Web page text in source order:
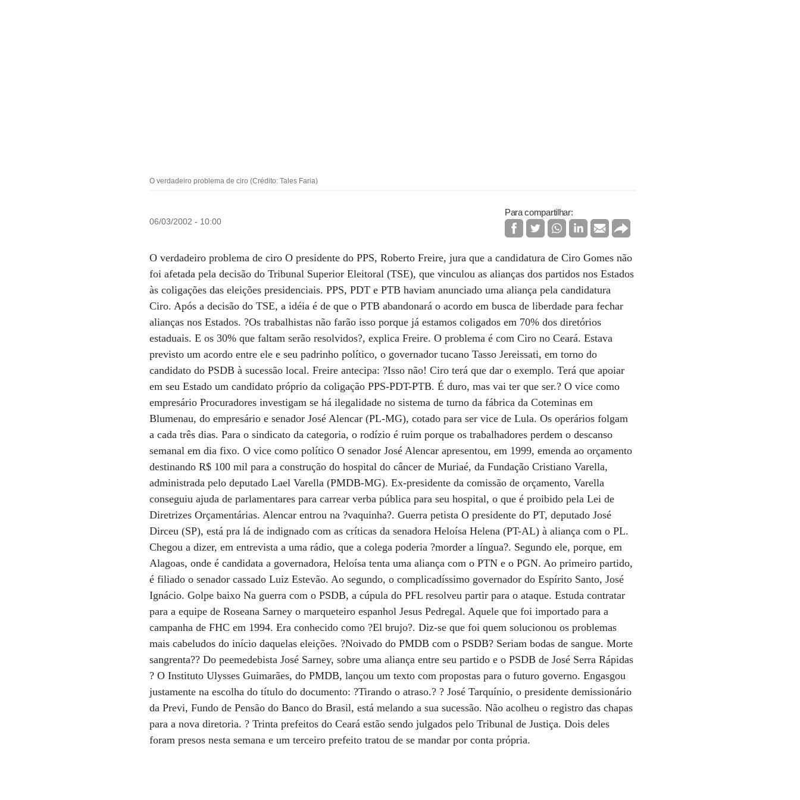
O verdadeiro problema de ciro (Crédito: Tales Faria)
06/03/2002 - 10:00
Para compartilhar:
O verdadeiro problema de ciro O presidente do PPS, Roberto Freire, jura que a candidatura de Ciro Gomes não
foi afetada pela decisão do Tribunal Superior Eleitoral (TSE), que vinculou as alianças dos partidos nos Estados
às coligações das eleições presidenciais. PPS, PDT e PTB haviam anunciado uma aliança pela candidatura
Ciro. Após a decisão do TSE, a idéia é de que o PTB abandonará o acordo em busca de liberdade para fechar
alianças nos Estados. ?Os trabalhistas não farão isso porque já estamos coligados em 70% dos diretórios
estaduais. E os 30% que faltam serão resolvidos?, explica Freire. O problema é com Ciro no Ceará. Estava
previsto um acordo entre ele e seu padrinho político, o governador tucano Tasso Jereissati, em torno do
candidato do PSDB à sucessão local. Freire antecipa: ?Isso não! Ciro terá que dar o exemplo. Terá que apoiar
em seu Estado um candidato próprio da coligação PPS-PDT-PTB. É duro, mas vai ter que ser.? O vice como
empresário Procuradores investigam se há ilegalidade no sistema de turno da fábrica da Coteminas em
Blumenau, do empresário e senador José Alencar (PL-MG), cotado para ser vice de Lula. Os operários folgam
a cada três dias. Para o sindicato da categoria, o rodízio é ruim porque os trabalhadores perdem o descanso
semanal em dia fixo. O vice como político O senador José Alencar apresentou, em 1999, emenda ao orçamento
destinando R$ 100 mil para a construção do hospital do câncer de Muriaé, da Fundação Cristiano Varella,
administrada pelo deputado Lael Varella (PMDB-MG). Ex-presidente da comissão de orçamento, Varella
conseguiu ajuda de parlamentares para carrear verba pública para seu hospital, o que é proibido pela Lei de
Diretrizes Orçamentárias. Alencar entrou na ?vaquinha?. Guerra petista O presidente do PT, deputado José
Dirceu (SP), está pra lá de indignado com as críticas da senadora Heloísa Helena (PT-AL) à aliança com o PL.
Chegou a dizer, em entrevista a uma rádio, que a colega poderia ?morder a língua?. Segundo ele, porque, em
Alagoas, onde é candidata a governadora, Heloísa tenta uma aliança com o PTN e o PGN. Ao primeiro partido,
é filiado o senador cassado Luiz Estevão. Ao segundo, o complicadíssimo governador do Espírito Santo, José
Ignácio. Golpe baixo Na guerra com o PSDB, a cúpula do PFL resolveu partir para o ataque. Estuda contratar
para a equipe de Roseana Sarney o marqueteiro espanhol Jesus Pedregal. Aquele que foi importado para a
campanha de FHC em 1994. Era conhecido como ?El brujo?. Diz-se que foi quem solucionou os problemas
mais cabeludos do início daquelas eleições. ?Noivado do PMDB com o PSDB? Seriam bodas de sangue. Morte
sangrenta?? Do peemedebista José Sarney, sobre uma aliança entre seu partido e o PSDB de José Serra Rápidas
? O Instituto Ulysses Guimarães, do PMDB, lançou um texto com propostas para o futuro governo. Engasgou
justamente na escolha do título do documento: ?Tirando o atraso.? ? José Tarquínio, o presidente demissionário
da Previ, Fundo de Pensão do Banco do Brasil, está melando a sua sucessão. Não acolheu o registro das chapas
para a nova diretoria. ? Trinta prefeitos do Ceará estão sendo julgados pelo Tribunal de Justiça. Dois deles
foram presos nesta semana e um terceiro prefeito tratou de se mandar por conta própria.